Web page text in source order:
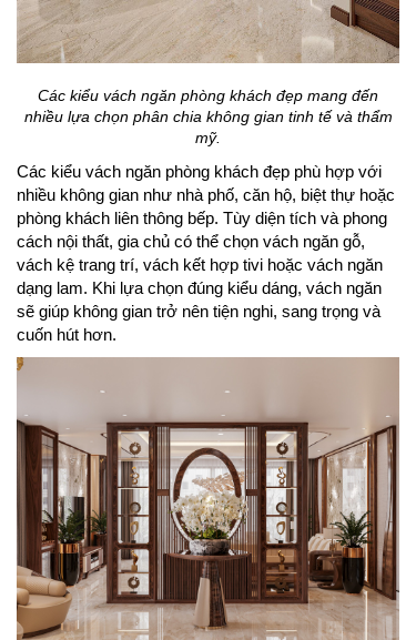
Các kiểu vách ngăn phòng khách đẹp mang đến
nhiều lựa chọn phân chia không gian tinh tế và thẩm
mỹ.
Các kiểu vách ngăn phòng khách đẹp phù hợp với
nhiều không gian như nhà phố, căn hộ, biệt thự hoặc
phòng khách liên thông bếp. Tùy diện tích và phong
cách nội thất, gia chủ có thể chọn vách ngăn gỗ,
vách kệ trang trí, vách kết hợp tivi hoặc vách ngăn
dạng lam. Khi lựa chọn đúng kiểu dáng, vách ngăn
sẽ giúp không gian trở nên tiện nghi, sang trọng và
cuốn hút hơn.